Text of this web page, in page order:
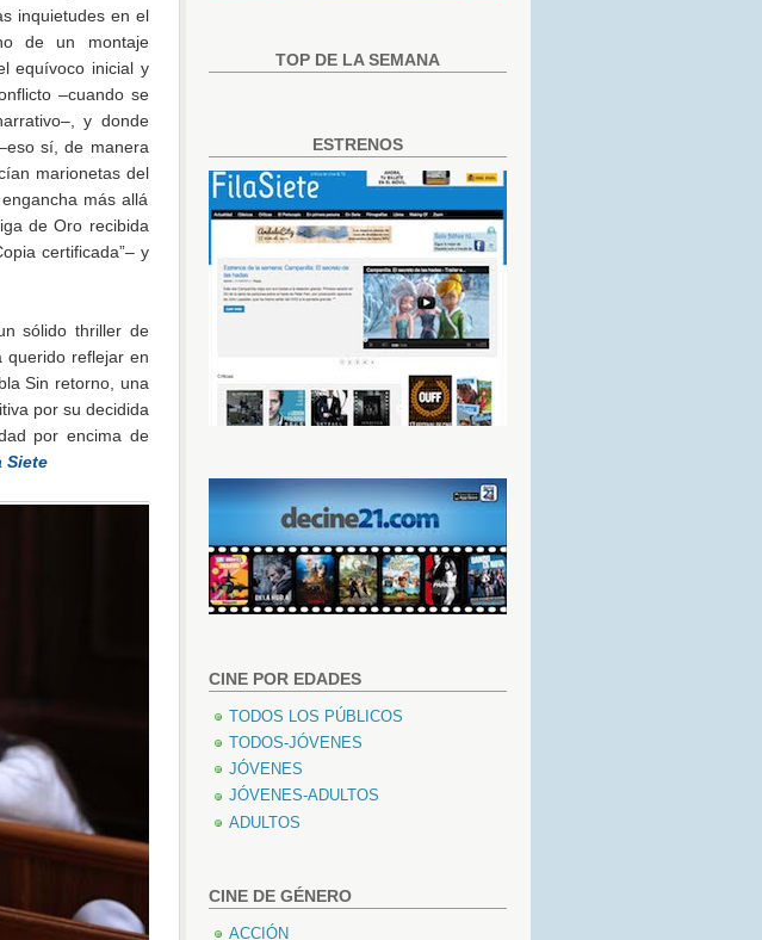
inquietudes en el
de un montaje
equívoco inicial y
–cuando se
y donde
sí, de manera
marionetas del
más allá
de Oro recibida
certificada”– y
sólido thriller de
querido reflejar en
Sin retorno, una
por su decidida
por encima de
Siete
TOP DE LA SEMANA
ESTRENOS
CINE POR EDADES
TODOS LOS PÚBLICOS
TODOS-JÓVENES
JÓVENES
JÓVENES-ADULTOS
ADULTOS
CINE DE GÉNERO
ACCIÓN